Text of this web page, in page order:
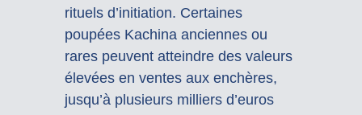
rituels d’initiation. Certaines
poupées Kachina anciennes ou
rares peuvent atteindre des valeurs
élevées en ventes aux enchères,
jusqu’à plusieurs milliers d’euros